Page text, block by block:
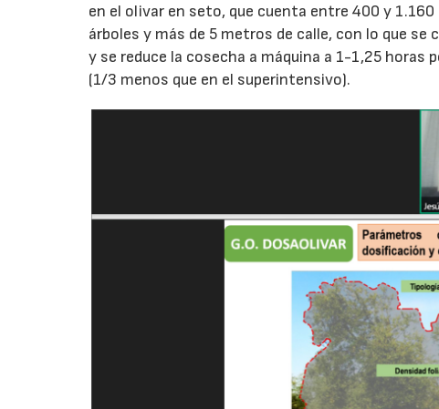
en el olivar en seto, que cuenta entre 400 y
árboles y más de 5 metros de calle, con lo que
y se reduce la cosecha a máquina a 1-1,25 horas
(1/3 menos que en el superintensivo).